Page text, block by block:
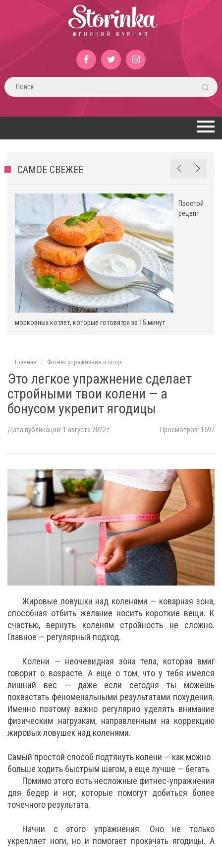
Storinka
ЖЕНСКИЙ ЖУРНАЛ
САМОЕ СВЕЖЕЕ
Простой
рецепт
морковных котлет, которые готовятся за 15 минут
Главная Фитнес упражнения и спорт
Это легкое упражнение сделает
стройными твои колени — а
бонусом укрепит ягодицы
Дата публикации: 1 августа 2022 г. Просмотров: 1597
Жировые ловушки над коленями — коварная зона,
способная отбить желание носить короткие вещи. К
счастью, вернуть коленям стройность не сложно.
Главное — регулярный подход.
Колени — неочевидная зона тела, которая вмиг
говорит о возрасте. А еще о том, что у тебя имелся
лишний вес — даже если сегодня ты можешь
похвастать феноменальными результатами похудения.
Именно поэтому важно регулярно уделять внимание
физическим нагрузкам, направленным на коррекцию
жировых ловушек над коленями.
Самый простой способ подтянуть колени — как можно
больше ходить быстрым шагом, а еще лучше — бегать.
Помимо этого есть несложные фитнес-упражнения
для бедер и ног, которые помогут добиться более
точечного результата.
Начни с этого упражнения. Оно не только
укрепляет ноги, но и помогает прокачать ягодицы. А